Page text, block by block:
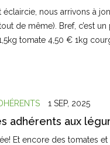
éclaircie, nous arrivons à
de même). Bref, c’est
tomate 4,50 € 1kg
1 SEP, 2025
adhérents aux
Et encore des tomates